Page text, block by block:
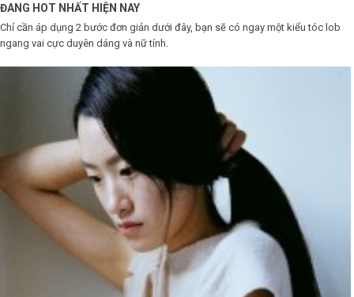
ĐANG HOT NHẤT HIỆN NAY
Chỉ cần áp dụng 2 bước đơn giản dưới đây, bạn sẽ có ngay một kiểu tóc lob
ngang vai cực duyên dáng và nữ tính.